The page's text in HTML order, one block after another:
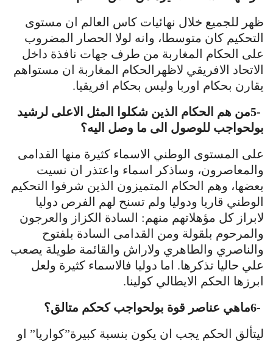
ظهر للجميع خلال نهائيات كاس العالم ان مستوى
التحكيم كان متوسطا، وانه لولا الحصار المضروب
على الحكام المغاربة من طرف جهات نافذة داخل
الاتحاد الافريقي لاظهرالحكام المغاربة ان مستواهم
يقارن بحكام اوربا وليس بحكام افريقيا.
5-من هم الحكام الذين شكلوا المثل الاعلى لرشيد
بولحواجب للوصول الى ما وصل اليه؟
على المستوى الوطني الاسماء كثيرة منها القدامى
والمعاصرون، وساذكر اسماء واعتذر ان نسيت
بعضها، وهم الحكام المتميزون الذين شرفوا التحكيم
الوطني قاريا ودوليا ولم تسنح لهم الفرص دوليا
لابراز كل مؤهلاتهم منهم: السادة الكزاز والعرجون
والمرحوم بلقولة ومن القدامى السادة بلفتوح
والناصري والطاهري ولاراش والقائمة طويلة يصعب
علي حاليا تذكرها. اما دوليا فالاسماء كثيرة ولعل
ابرزها الحكم الايطالي كولينا.
6-ماهي عناصر قوة بولحواجب كحكم متالق؟
ليتألق الحكم يجب ان يكون بنسبة كبيرة”كواريا” او